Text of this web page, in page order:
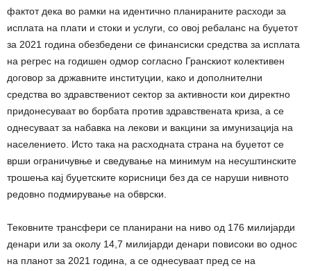
фактот дека во рамки на идентично планираните расходи за
исплата на плати и стоки и услуги, со овој ребаланс на буџетот
за 2021 година обезбедени се финансиски средства за исплата
на регрес на годишен одмор согласно Гранскиот колективен
договор за државните институции, како и дополнителни
средства во здравствениот сектор за активности кои директно
придонесуваат во борбата против здравствената криза, а се
однесуваат за набавка на лекови и вакцини за имунизација на
населението. Исто така на расходната страна на буџетот се
врши ограничувње и сведување на минимум на несуштинските
трошења кај буџетските корисници без да се наруши нивното
редовно подмирување на обврски.
Тековните трансфери се планирани на ниво од 176 милијарди
денари или за околу 14,7 милијарди денари повисоки во однос
на планот за 2021 година, а се однесуваат пред се на